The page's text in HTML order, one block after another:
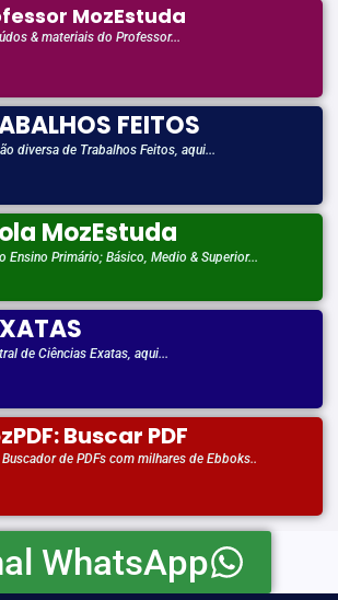
MozEstuda
& materiais do Professor...
FEITOS
diversa de Trabalhos Feitos, aqui...
MozEstuda
Ensino Primário; Básico, Medio & Superior...
de Ciências Exatas, aqui...
Buscar PDF
Buscador de PDFs com milhares de Ebboks..
WhatsApp